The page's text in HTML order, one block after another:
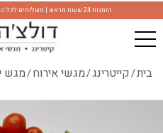
הזמנות 24 שעות מראש | משלוחים לכל הארץ במחירים משתנים בתיאום טלפוני
בית/קייטרינג/מגשי אירוח/מגש